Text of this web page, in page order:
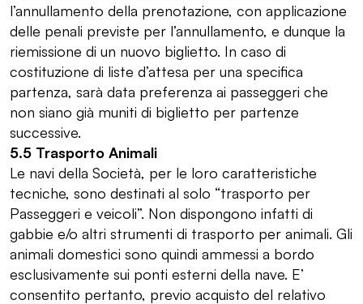
l’annullamento della prenotazione, con applicazione
delle penali previste per l’annullamento, e dunque la
riemissione di un nuovo biglietto. In caso di
costituzione di liste d’attesa per una specifica
partenza, sarà data preferenza ai passeggeri che
non siano già muniti di biglietto per partenze
successive.
5.5 Trasporto Animali
Le navi della Società, per le loro caratteristiche
tecniche, sono destinati al solo “trasporto per
Passeggeri e veicoli”. Non dispongono infatti di
gabbie e/o altri strumenti di trasporto per animali. Gli
animali domestici sono quindi ammessi a bordo
esclusivamente sui ponti esterni della nave. E’
consentito pertanto, previo acquisto del relativo